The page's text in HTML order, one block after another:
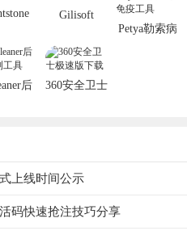
Gilisoft
Protector
Petya勒索病
后
360安全卫士
上线时间公示
码快速抢注技巧分享